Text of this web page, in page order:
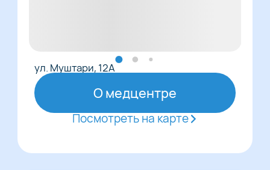
ул. Муштари, 12А
О медцентре
Посмотреть на карте